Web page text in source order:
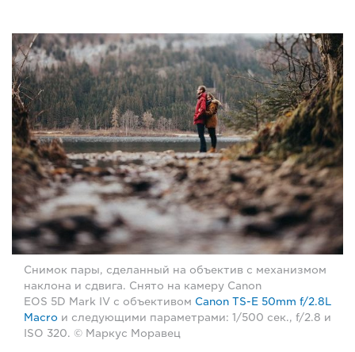
Снимок пары, сделанный на объектив с механизмом
наклона и сдвига. Снято на камеру Canon
EOS 5D Mark IV с объективом Canon TS-E 50mm f/2.8L
Macro и следующими параметрами: 1/500 сек., f/2.8 и
ISO 320. © Маркус Моравец